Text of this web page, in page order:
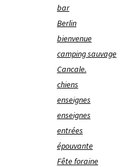
bar
Berlin
bienvenue
camping sauvage
Cancale.
chiens
enseignes
enseignes
entrées
épouvante
Fête foraine